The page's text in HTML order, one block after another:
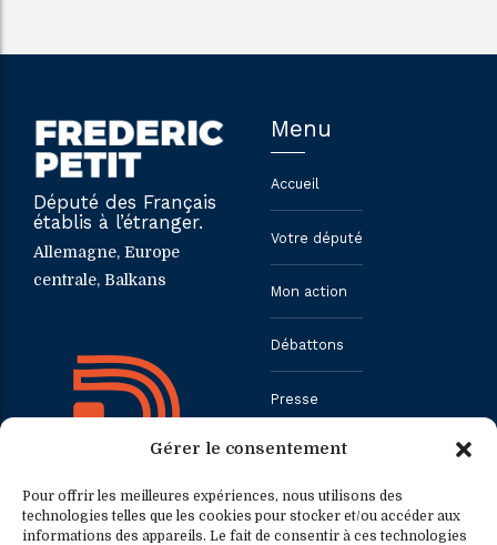
Gérer le consentement
Pour offrir les meilleures expériences, nous utilisons des
technologies telles que les cookies pour stocker et/ou accéder aux
informations des appareils. Le fait de consentir à ces technologies
Député des Français
établis à l’étranger.
Allemagne, Europe
centrale, Balkans
Menu
Accueil
Votre député
Mon action
Débattons
Presse
Contact